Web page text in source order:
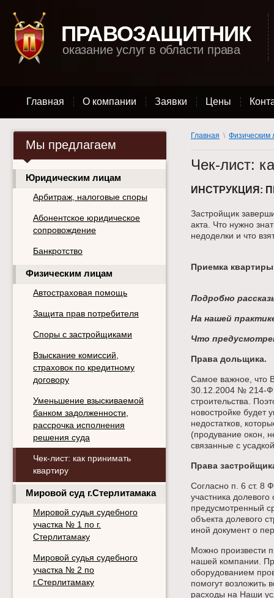
ПРАВОЗАЩИТНИК
оказание услуг в области права
Главная О компании Заявки Цены
Мы предлагаем
Юридическим лицам
Арбитраж, налоговые споры
Абонентское юридическое
сопровождение
Банкротство
Физическим лицам
Автостраховая помощь
Защита прав потребителя
Споры с застройщиками
Взыскание комиссий,
страховок по кредитному
договору
Уменьшение взыскиваемой
банком задолженности,
рассрочка исполнения
решения суда
Чек-лист: как принимать
квартиру
Мировой суд г.Стерлитамака
Мировой судья судебного
участка № 1 по г.
Стерлитамаку
Мировой судья судебного
участка № 2 по
г.Стерлитамаку
Главная \ Физическим
Чек-лист:
ИНСТРУКЦИЯ:
Застройщик
акта. Что нужно
недоделки и что
Приемка
Подробно
На нашей
Что
Права дольщика.
Самое важное, что
30.12.2004 № 214-
строительства.
новостройке будет
недостатков,
(продувание окон,
связанные с
Права
Согласно п. 6 ст. 8
участника долевого
предусмотренный
объекта долевого
иной документ о
Можно произвести
нашей компании.
оборудованием
помогут возложить
расходы на Наши